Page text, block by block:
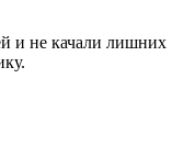
и не качали лишних